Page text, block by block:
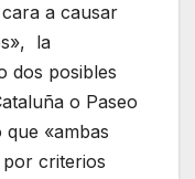
a causar
la
dos posibles
o Paseo
«ambas
por criterios